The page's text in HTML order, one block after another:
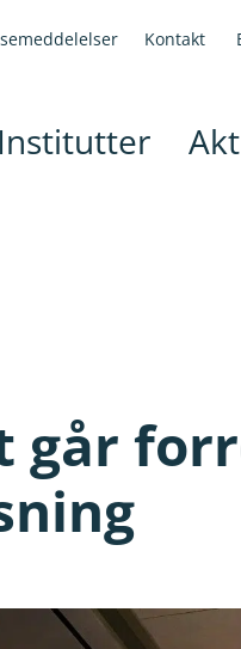
Kontakt
Institutter
går